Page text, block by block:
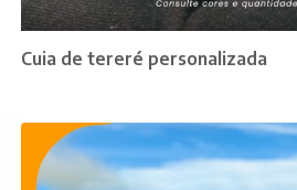
Cuia de tereré personalizada